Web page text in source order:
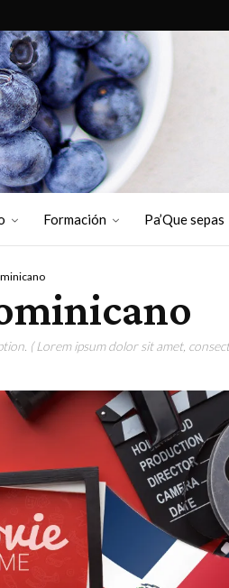
Formación Pa’Que sepas
( Lorem ipsum dolor sit amet,